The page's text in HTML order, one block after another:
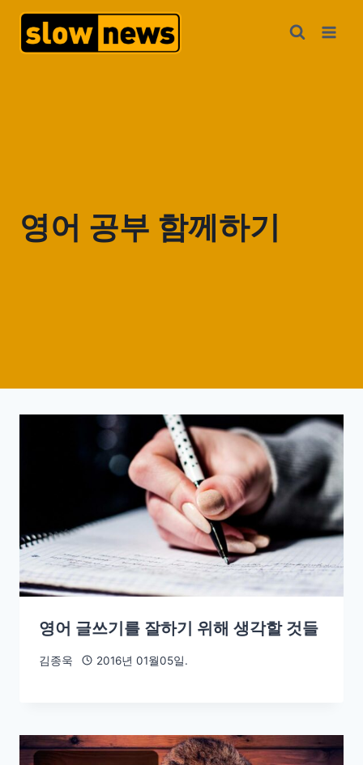
영어 공부 함께하기
영어 글쓰기를 잘하기 위해 생각할 것들
김종욱 2016년 01월05일.